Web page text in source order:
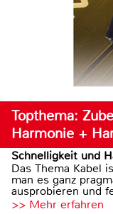
Topthema:
Harmonie +
Schnelligkeit und
Das Thema Kabel
man es ganz
ausprobieren und
>> Mehr erfahren